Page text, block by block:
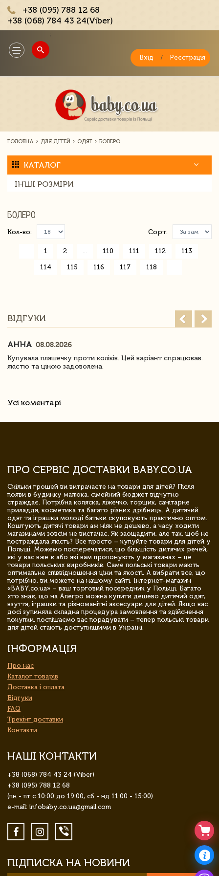
+38 (095) 788 12 68
+38 (068) 784 43 24(Viber)
Toggle
navigation
Вхід / Реєстрація
ГОЛОВНА ДЛЯ ДІТЕЙ ОДЯГ БОЛЕРО
КАТАЛОГ
ІНШІ РОЗМІРИ
БОЛЕРО
Кол-во: Сорт:
1 2 110 111 112 113
114 115 116 117 118
ВІДГУКИ
АННА 08.08.2026
Купувала пляшечку проти коліків. Цей варіант спрацював.
якістю та ціною задоволена.
Усі коментарі
ПРО СЕРВІС ДОСТАВКИ BABY.CO.UA
Скільки грошей ви витрачаєте на товари для дітей? Після
появи в будинку малюка, сімейний бюджет відчутно
страждає. Потрібна коляска, ліжечко, горщик, санітарне
приладдя, косметика та багато різних дрібниць. А дитячий
одяг та іграшки молоді батьки скуповують практично оптом.
Коштують дитячі товари аж ніяк не дешево, а часу ходити
магазинами зовсім не вистачає. Як заощадити, але так, щоб не
постраждала якість? Все просто – купуйте товари для дітей у
Польщі. Можемо посперечатися, що більшість дитячих речей,
які у вас вже є або які вам пропонують у магазинах – це
товари польських виробників. Саме польські товари мають
оптимальне співвідношення ціни та якості. А вибрати все, що
потрібно, ви можете на нашому сайті. Інтернет-магазин
«BABY.co.ua» – ваш торговий посередник у Польщі. Багато
хто знає, що на Алегро можна купити дешево дитячий одяг,
взуття, іграшки та різноманітні аксесуари для дітей. Якщо вас
досі зупиняла складна процедура замовлення та здійснення
покупки, поспішаємо вас порадувати – тепер польські товари
для дітей стають доступнішими в Україні.
ІНФОРМАЦІЯ
Про нас
Каталог товарів
Доставка і оплата
Відгуки
FAQ
Трекінг доставки
Контакти
НАШІ КОНТАКТИ
+38 (068) 784 43 24 (Viber)
+38 (095) 788 12 68
(пн - пт с 10:00 до 19:00, сб - нд 11:00 - 15:00)
e-mail: infobaby.co.ua@gmail.com
ПІДПИСКА НА НОВИНИ